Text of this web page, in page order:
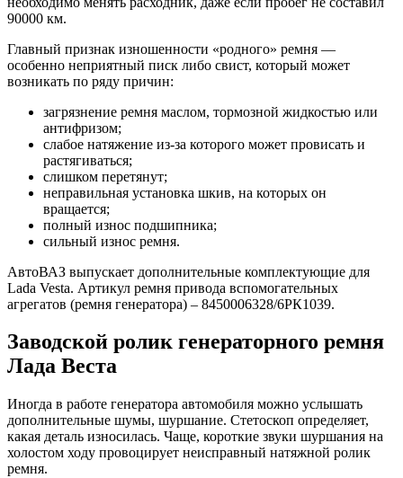
90000 км.
Главный признак изношенности «родного» ремня —
особенно неприятный писк либо свист, который может
возникать по ряду причин:
загрязнение ремня маслом, тормозной жидкостью или
антифризом;
слабое натяжение из-за которого может провисать и
растягиваться;
слишком перетянут;
неправильная установка шкив, на которых он
вращается;
полный износ подшипника;
сильный износ ремня.
АвтоВАЗ выпускает дополнительные комплектующие для
Lada Vesta. Артикул ремня привода вспомогательных
агрегатов (ремня генератора) – 8450006328/6РК1039.
Заводской ролик генераторного ремня
Лада Веста
Иногда в работе генератора автомобиля можно услышать
дополнительные шумы, шуршание. Стетоскоп определяет,
какая деталь износилась. Чаще, короткие звуки шуршания на
холостом ходу провоцирует неисправный натяжной ролик
ремня.